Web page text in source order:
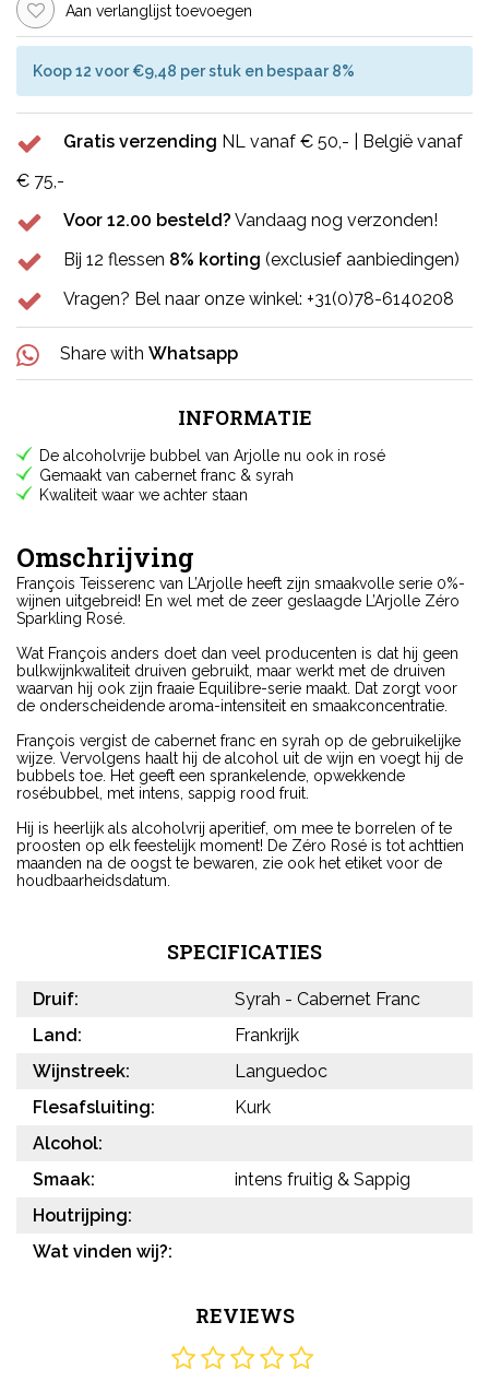
Aan verlanglijst toevoegen
Koop 12 voor €9,48 per stuk en bespaar 8%
Gratis verzending NL vanaf € 50,- | België vanaf
€ 75,-
Voor 12.00 besteld? Vandaag nog verzonden!
Bij 12 flessen 8% korting (exclusief aanbiedingen)
Vragen? Bel naar onze winkel: +31(0)78-6140208
Share with Whatsapp
INFORMATIE
De alcoholvrije bubbel van Arjolle nu ook in rosé
Gemaakt van cabernet franc & syrah
Kwaliteit waar we achter staan
Omschrijving
François Teisserenc van L’Arjolle heeft zijn smaakvolle serie 0%-
wijnen uitgebreid! En wel met de zeer geslaagde L’Arjolle Zéro
Sparkling Rosé.
Wat François anders doet dan veel producenten is dat hij geen
bulkwijnkwaliteit druiven gebruikt, maar werkt met de druiven
waarvan hij ook zijn fraaie Equilibre-serie maakt. Dat zorgt voor
de onderscheidende aroma-intensiteit en smaakconcentratie.
François vergist de cabernet franc en syrah op de gebruikelijke
wijze. Vervolgens haalt hij de alcohol uit de wijn en voegt hij de
bubbels toe. Het geeft een sprankelende, opwekkende
rosébubbel, met intens, sappig rood fruit.
Hij is heerlijk als alcoholvrij aperitief, om mee te borrelen of te
proosten op elk feestelijk moment! De Zéro Rosé is tot achttien
maanden na de oogst te bewaren, zie ook het etiket voor de
houdbaarheidsdatum.
SPECIFICATIES
Druif:
Syrah - Cabernet Franc
Land:
Frankrijk
Wijnstreek:
Languedoc
Flesafsluiting:
Kurk
Alcohol:
Smaak:
intens fruitig & Sappig
Houtrijping:
Wat vinden wij?:
REVIEWS